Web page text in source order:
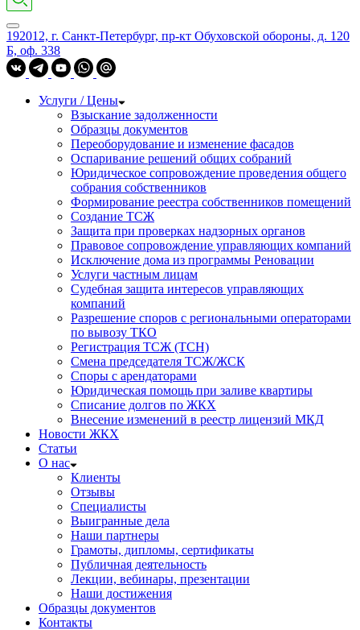
192012, г. Санкт-Петербург, пр-кт Обуховской обороны, д. 120
Б, оф. 338
Услуги / Цены
Взыскание задолженности
Образцы документов
Переоборудование и изменение фасадов
Оспаривание решений общих собраний
Юридическое сопровождение проведения общего
собрания собственников
Формирование реестра собственников помещений
Создание ТСЖ
Защита при проверках надзорных органов
Правовое сопровождение управляющих компаний
Исключение дома из программы Реновации
Услуги частным лицам
Судебная защита интересов управляющих
компаний
Разрешение споров с региональными операторами
по вывозу ТКО
Регистрация ТСЖ (ТСН)
Смена председателя ТСЖ/ЖСК
Споры с арендаторами
Юридическая помощь при заливе квартиры
Списание долгов по ЖКХ
Внесение изменений в реестр лицензий МКД
Новости ЖКХ
Статьи
О нас
Клиенты
Отзывы
Специалисты
Выигранные дела
Наши партнеры
Грамоты, дипломы, сертификаты
Публичная деятельность
Лекции, вебинары, презентации
Наши достижения
Образцы документов
Контакты